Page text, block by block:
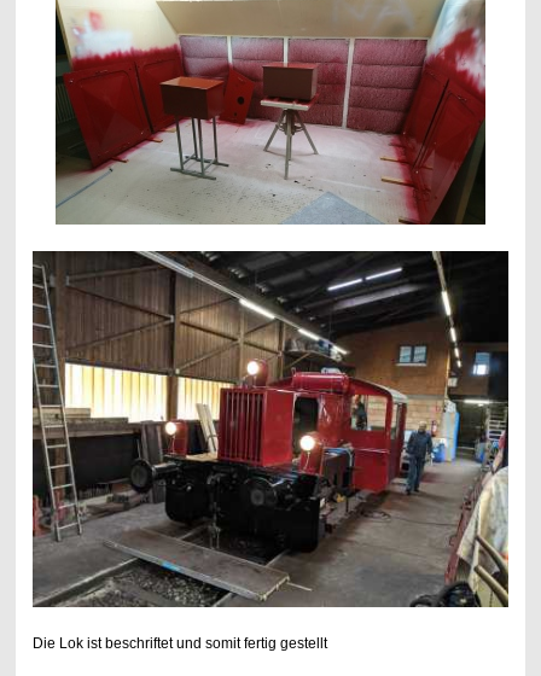
Die Lok ist beschriftet und somit fertig gestellt